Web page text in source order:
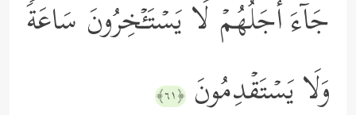
جَاۤءَ أَجَلُهُمۡ لَا یَسۡتَـٔۡخِرُونَ سَاعَةࣰ
وَلَا یَسۡتَقۡدِمُونَ ﴿٦١﴾